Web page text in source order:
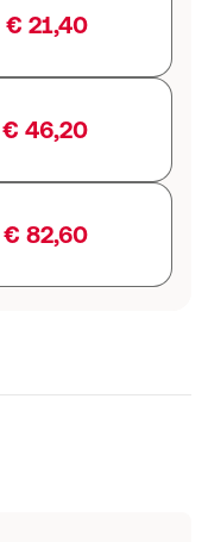
€ 21,40
€ 46,20
€ 82,60